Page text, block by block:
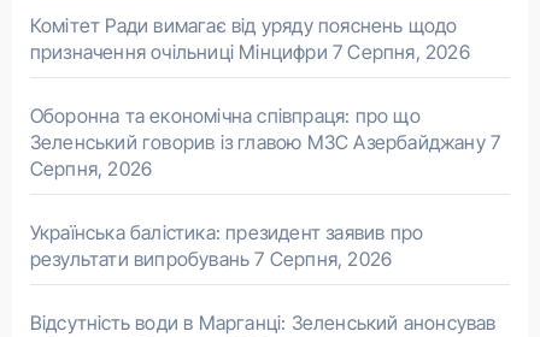
Комітет Ради вимагає від уряду пояснень щодо
призначення очільниці Мінцифри 7 Серпня, 2026
Оборонна та економічна співпраця: про що
Зеленський говорив із главою МЗС Азербайджану 7
Серпня, 2026
Українська балістика: президент заявив про
результати випробувань 7 Серпня, 2026
Відсутність води в Марганці: Зеленський анонсував